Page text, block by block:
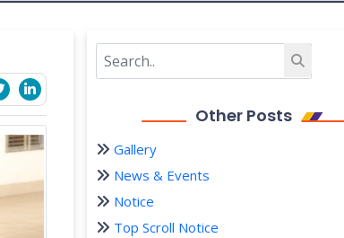
Other Posts
Gallery
News & Events
Notice
Top Scroll Notice